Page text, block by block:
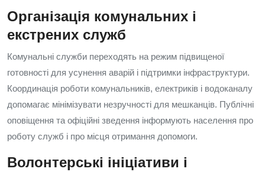
Організація комунальних і
екстрених служб
Комунальні служби переходять на режим підвищеної
готовності для усунення аварій і підтримки інфраструктури.
Координація роботи комунальників, електриків і водоканалу
допомагає мінімізувати незручності для мешканців. Публічні
оповіщення та офіційні зведення інформують населення про
роботу служб і про місця отримання допомоги.
Волонтерські ініціативи і